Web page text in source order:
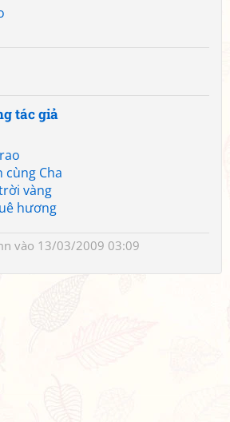
tác giả
cùng Cha
vàng
hương
vào 13/03/2009 03:09